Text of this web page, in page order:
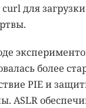
для
более
PIE и
ASLR